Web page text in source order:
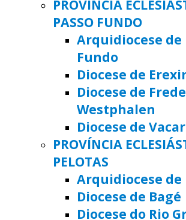
PROVÍNCIA
PASSO FUNDO
Arquidiocese de
Fundo
Diocese de
Diocese de
Westphalen
Diocese de
PROVÍNCIA
PELOTAS
Arquidiocese de
Diocese de Bagé
Diocese do Rio